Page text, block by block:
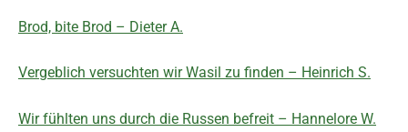
Brod, bite Brod – Dieter A.
Vergeblich versuchten wir Wasil zu finden – Heinrich S.
Wir fühlten uns durch die Russen befreit – Hannelore W.